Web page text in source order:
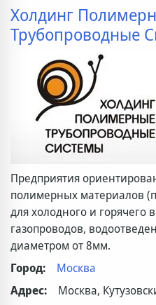
Холдинг
Трубопроводные
Предприятия
полимерных материалов
для холодного и горячего
газопроводов,
диаметром от 8мм.
Город:
Москва
Адрес:
Москва,